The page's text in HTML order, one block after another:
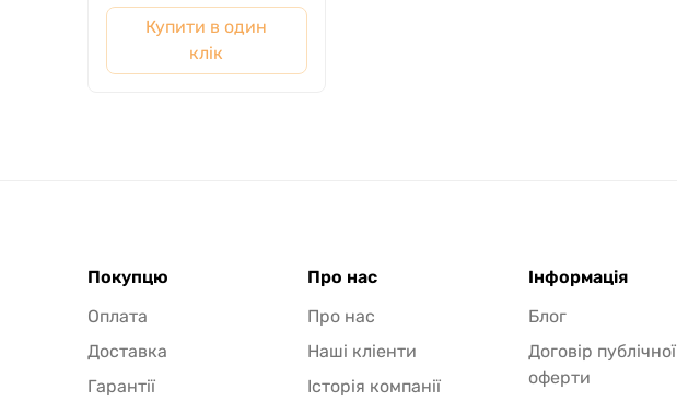
Купити в один
клік
Покупцю
Оплата
Доставка
Гарантії
Про нас
Про нас
Наші кліенти
Історія компанії
Інформація
Блог
Договір публічної
оферти